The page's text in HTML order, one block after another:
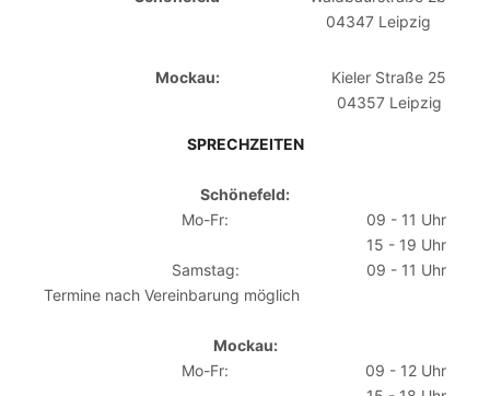
04347 Leipzig
Mockau:
Kieler Straße 25
04357 Leipzig
SPRECHZEITEN
Schönefeld:
Mo-Fr:
09 - 11 Uhr
15 - 19 Uhr
Samstag:
09 - 11 Uhr
Termine nach Vereinbarung möglich
Mockau:
Mo-Fr:
09 - 12 Uhr